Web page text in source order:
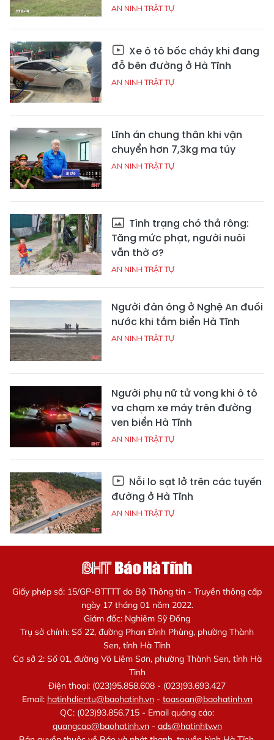
AN NINH TRẬT TỰ
Xe ô tô bốc cháy khi đang
đỗ bên đường ở Hà Tĩnh
AN NINH TRẬT TỰ
Lĩnh án chung thân khi vận
chuyển hơn 7,3kg ma túy
AN NINH TRẬT TỰ
Tình trạng chó thả rông:
Tăng mức phạt, người nuôi
vẫn thờ ơ?
AN NINH TRẬT TỰ
Người đàn ông ở Nghệ An đuối
nước khi tắm biển Hà Tĩnh
AN NINH TRẬT TỰ
Người phụ nữ tử vong khi ô tô
va chạm xe máy trên đường
ven biển Hà Tĩnh
AN NINH TRẬT TỰ
Nỗi lo sạt lở trên các tuyến
đường ở Hà Tĩnh
AN NINH TRẬT TỰ
Giấy phép số: 15/GP-BTTTT do Bộ Thông tin - Truyền thông cấp
ngày 17 tháng 01 năm 2022.
Giám đốc: Nghiêm Sỹ Đống
Trụ sở chính: Số 22, đường Phan Đình Phùng, phường Thành
Sen, tỉnh Hà Tĩnh
Cơ sở 2: Số 01, đường Võ Liêm Sơn, phường Thành Sen, tỉnh Hà
Tĩnh
Điện thoại: (023)95.858.608 - (023)93.693.427
Email: hatinhdientu@baohatinh.vn- toasoan@baohatinh.vn
QC: (023)93.856.715 - Email quảng cáo:
quangcao@baohatinh.vn- ads@hatinhtv.vn